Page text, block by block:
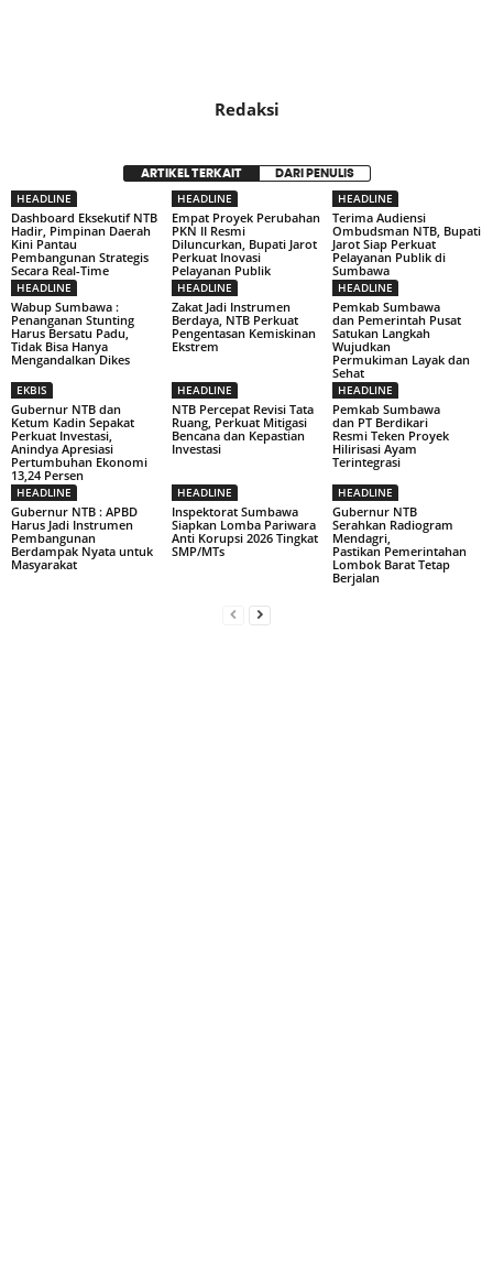
Redaksi
ARTIKEL TERKAIT DARI PENULIS
HEADLINE
Dashboard Eksekutif NTB
Hadir, Pimpinan Daerah
Kini Pantau
Pembangunan Strategis
Secara Real-Time
HEADLINE
Empat Proyek Perubahan
PKN II Resmi
Diluncurkan, Bupati Jarot
Perkuat Inovasi
Pelayanan Publik
HEADLINE
Terima Audiensi
Ombudsman NTB, Bupati
Jarot Siap Perkuat
Pelayanan Publik di
Sumbawa
HEADLINE
Wabup Sumbawa :
Penanganan Stunting
Harus Bersatu Padu,
Tidak Bisa Hanya
Mengandalkan Dikes
HEADLINE
Zakat Jadi Instrumen
Berdaya, NTB Perkuat
Pengentasan Kemiskinan
Ekstrem
HEADLINE
Pemkab Sumbawa
dan Pemerintah Pusat
Satukan Langkah
Wujudkan
Permukiman Layak dan
Sehat
EKBIS
Gubernur NTB dan
Ketum Kadin Sepakat
Perkuat Investasi,
Anindya Apresiasi
Pertumbuhan Ekonomi
13,24 Persen
HEADLINE
NTB Percepat Revisi Tata
Ruang, Perkuat Mitigasi
Bencana dan Kepastian
Investasi
HEADLINE
Pemkab Sumbawa
dan PT Berdikari
Resmi Teken Proyek
Hilirisasi Ayam
Terintegrasi
HEADLINE
Gubernur NTB : APBD
Harus Jadi Instrumen
Pembangunan
Berdampak Nyata untuk
Masyarakat
HEADLINE
Inspektorat Sumbawa
Siapkan Lomba Pariwara
Anti Korupsi 2026 Tingkat
SMP/MTs
HEADLINE
Gubernur NTB
Serahkan Radiogram
Mendagri,
Pastikan Pemerintahan
Lombok Barat Tetap
Berjalan